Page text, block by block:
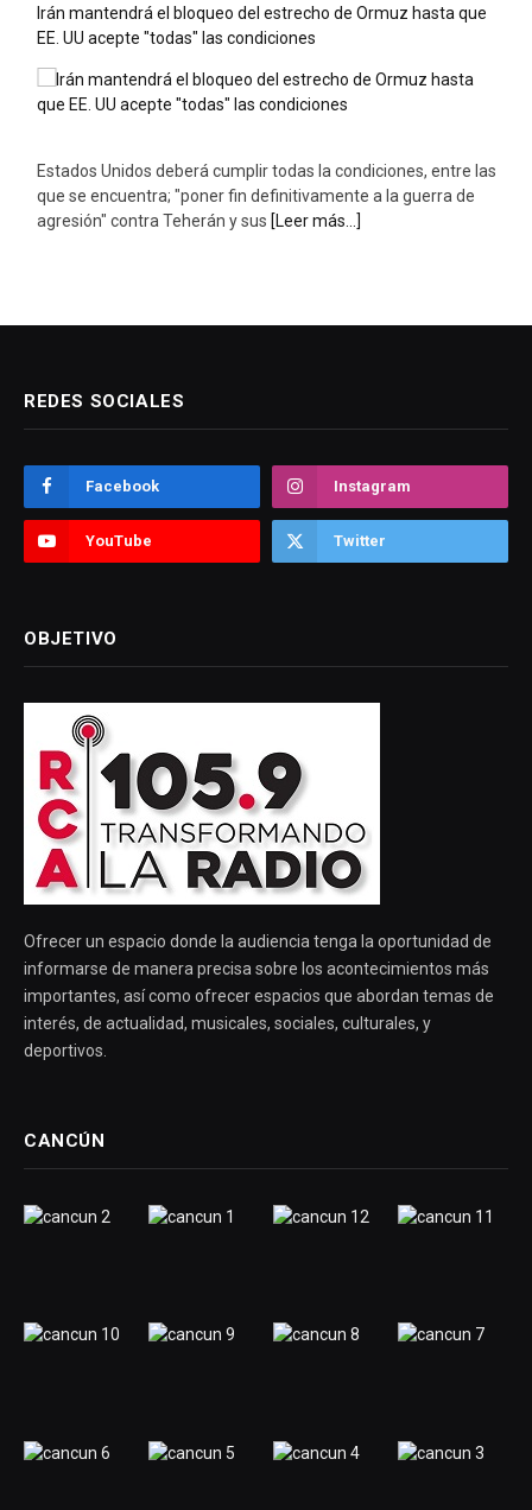
Irán mantendrá el bloqueo del estrecho de Ormuz hasta que
EE. UU acepte "todas" las condiciones
Estados Unidos deberá cumplir todas la condiciones, entre las
que se encuentra; "poner fin definitivamente a la guerra de
agresión" contra Teherán y sus [Leer más...]
REDES SOCIALES
Facebook Instagram
YouTube Twitter
OBJETIVO
Ofrecer un espacio donde la audiencia tenga la oportunidad de
informarse de manera precisa sobre los acontecimientos más
importantes, así como ofrecer espacios que abordan temas de
interés, de actualidad, musicales, sociales, culturales, y
deportivos.
CANCÚN